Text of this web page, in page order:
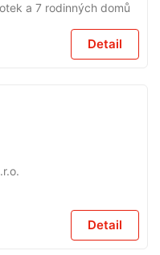
a 7 rodinných domů
Detail
Detail